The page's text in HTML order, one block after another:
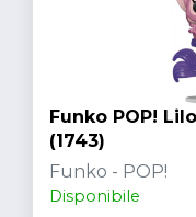
Funko POP!
(1743)
Funko - POP!
Disponibile